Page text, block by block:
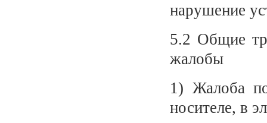
нарушение
5.2 Общие
жалобы
1) Жалоба
носителе, в